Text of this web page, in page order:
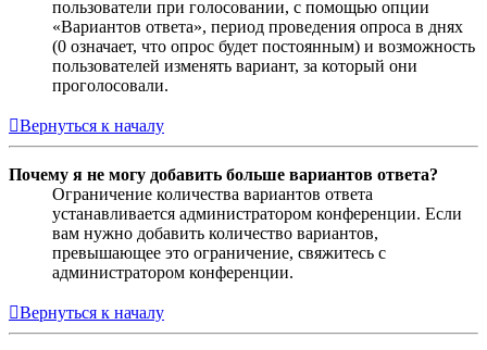
пользователи при голосовании, с помощью опции
«Вариантов ответа», период проведения опроса в днях
(0 означает, что опрос будет постоянным) и возможность
пользователей изменять вариант, за который они
проголосовали.
Вернуться к началу
Почему я не могу добавить больше вариантов ответа?
Ограничение количества вариантов ответа
устанавливается администратором конференции. Если
вам нужно добавить количество вариантов,
превышающее это ограничение, свяжитесь с
администратором конференции.
Вернуться к началу